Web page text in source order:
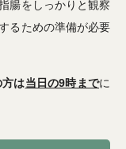
腸をしっかりと観察
るための準備が必要
方は当日の9時までに